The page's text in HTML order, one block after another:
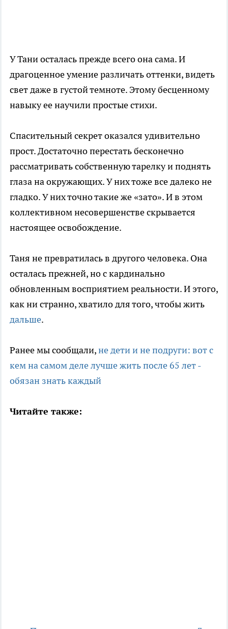
У Тани осталась прежде всего она сама. И
драгоценное умение различать оттенки, видеть
свет даже в густой темноте. Этому бесценному
навыку ее научили простые стихи.
Спасительный секрет оказался удивительно
прост. Достаточно перестать бесконечно
рассматривать собственную тарелку и поднять
глаза на окружающих. У них тоже все далеко не
гладко. У них точно такие же «зато». И в этом
коллективном несовершенстве скрывается
настоящее освобождение.
Таня не превратилась в другого человека. Она
осталась прежней, но с кардинально
обновленным восприятием реальности. И этого,
как ни странно, хватило для того, чтобы жить
дальше.
Ранее мы сообщали,не дети и не подруги: вот с
кем на самом деле лучше жить после 65 лет -
обязан знать каждый
Читайте также: